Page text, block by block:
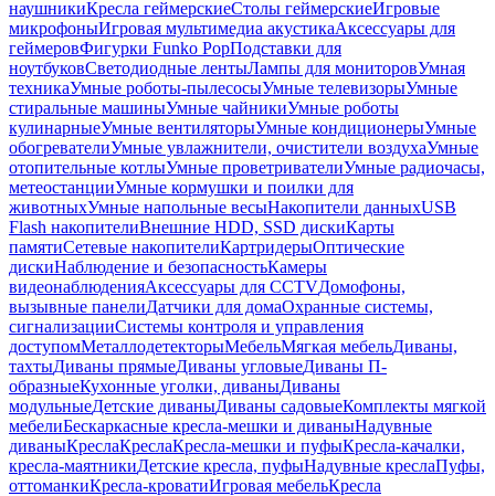
наушникиКресла геймерскиеСтолы геймерскиеИгровые
микрофоныИгровая мультимедиа акустикаАксессуары для
геймеровФигурки Funko PopПодставки для
ноутбуковСветодиодные лентыЛампы для мониторовУмная
техникаУмные роботы-пылесосыУмные телевизорыУмные
стиральные машиныУмные чайникиУмные роботы
кулинарныеУмные вентиляторыУмные кондиционерыУмные
обогревателиУмные увлажнители, очистители воздухаУмные
отопительные котлыУмные проветривателиУмные радиочасы,
метеостанцииУмные кормушки и поилки для
животныхУмные напольные весыНакопители данныхUSB
Flash накопителиВнешние HDD, SSD дискиКарты
памятиСетевые накопителиКартридерыОптические
дискиНаблюдение и безопасностьКамеры
видеонаблюденияАксессуары для CCTVДомофоны,
вызывные панелиДатчики для домаОхранные системы,
сигнализацииСистемы контроля и управления
доступомМеталлодетекторыМебельМягкая мебельДиваны,
тахтыДиваны прямыеДиваны угловыеДиваны П-
образныеКухонные уголки, диваныДиваны
модульныеДетские диваныДиваны садовыеКомплекты мягкой
мебелиБескаркасные кресла-мешки и диваныНадувные
диваныКреслаКреслаКресла-мешки и пуфыКресла-качалки,
кресла-маятникиДетские кресла, пуфыНадувные креслаПуфы,
оттоманкиКресла-кроватиИгровая мебельКресла